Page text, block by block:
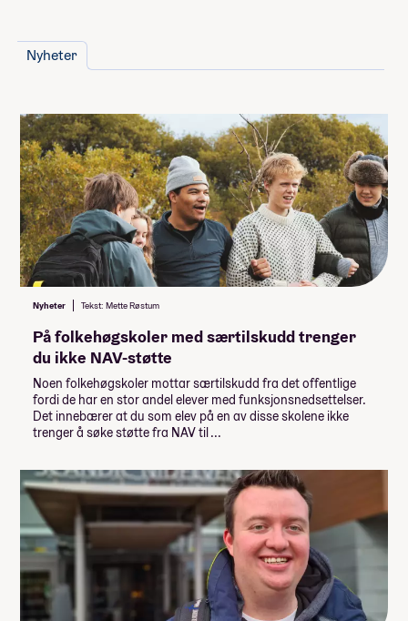
Friluftsliv
Hesteliv
Stipendiat
DIY - naturlig nok
Teater og musikk
enkeltrom)
Innmeldingsbeløp
Trådløst internett
Innmeldingsbeløp kr 2500,-
Studietur: Skoletur
Mat (3 måltider per dag)
Internett
Vaskemaskin
Minimumspris for linja 139 000,-
Du kan legge til
(Huk av og se hvordan det påvirker prisen)
Personlig konto
3 000,-
DIY - naturlig nok, frivillig
studietur
Lån og stipend
Stipend fra Lånekassen
-61 952,-
Lån fra Lånekassen
-92 928,-
Nyheter
Nyheter Tekst: Mette Røstum
På folkehøgskoler med særtilskudd trenger
du ikke NAV-støtte
Noen folkehøgskoler mottar særtilskudd fra det offentlige
fordi de har en stor andel elever med funksjonsnedsettelser.
Det innebærer at du som elev på en av disse skolene ikke
trenger å søke støtte fra NAV til ...